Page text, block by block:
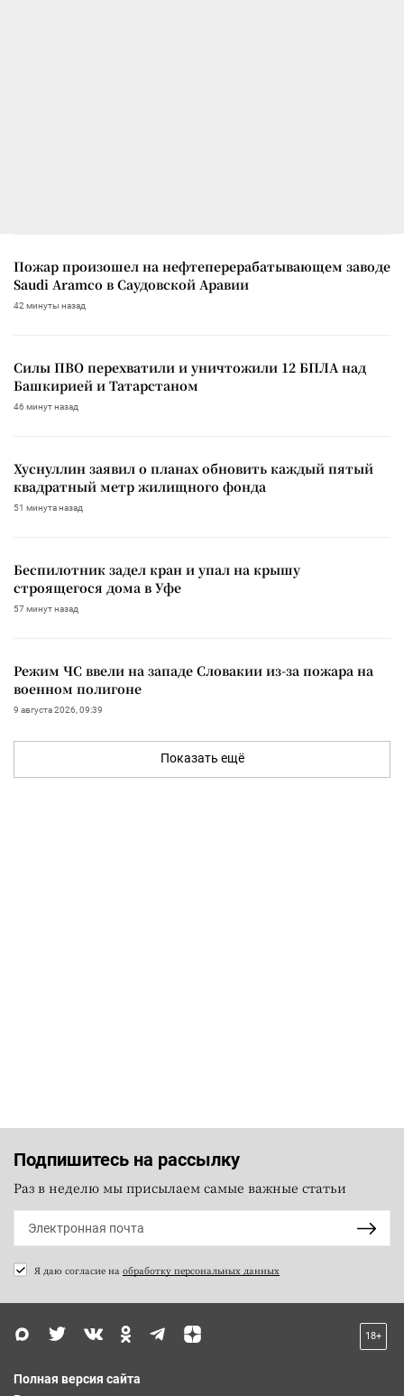
Пожар произошел на нефтеперерабатывающем заводе
Saudi Aramco в Саудовской Аравии
42 минуты назад
Силы ПВО перехватили и уничтожили 12 БПЛА над
Башкирией и Татарстаном
46 минут назад
Хуснуллин заявил о планах обновить каждый пятый
квадратный метр жилищного фонда
51 минута назад
Беспилотник задел кран и упал на крышу
строящегося дома в Уфе
57 минут назад
Режим ЧС ввели на западе Словакии из-за пожара на
военном полигоне
9 августа 2026, 09:39
Показать ещё
Подпишитесь на рассылку
Раз в неделю мы присылаем самые важные статьи
Я даю согласие на обработку персональных данных
18+
Полная версия сайта